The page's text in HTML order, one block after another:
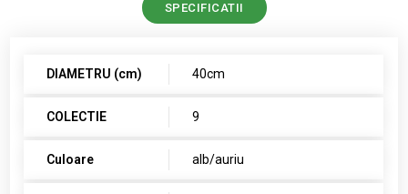
SPECIFICATII
DIAMETRU (cm) 40cm
COLECTIE 9
Culoare alb/auriu